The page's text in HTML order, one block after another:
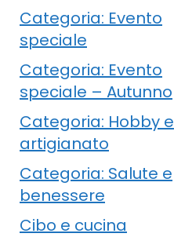
Categoria: Evento
speciale
Categoria: Evento
speciale – Autunno
Categoria: Hobby e
artigianato
Categoria: Salute e
benessere
Cibo e cucina